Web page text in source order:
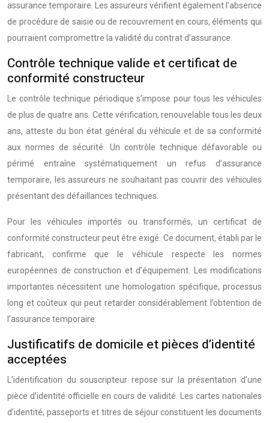
assurance temporaire. Les assureurs vérifient également l’absence
de procédure de saisie ou de recouvrement en cours, éléments qui
pourraient compromettre la validité du contrat d’assurance.
Contrôle technique valide et certificat de
conformité constructeur
Le contrôle technique périodique s’impose pour tous les véhicules
de plus de quatre ans. Cette vérification, renouvelable tous les deux
ans, atteste du bon état général du véhicule et de sa conformité
aux normes de sécurité. Un contrôle technique défavorable ou
périmé entraîne systématiquement un refus d’assurance
temporaire, les assureurs ne souhaitant pas couvrir des véhicules
présentant des défaillances techniques.
Pour les véhicules importés ou transformés, un certificat de
conformité constructeur peut être exigé. Ce document, établi par le
fabricant, confirme que le véhicule respecte les normes
européennes de construction et d’équipement. Les modifications
importantes nécessitent une homologation spécifique, processus
long et coûteux qui peut retarder considérablement l’obtention de
l’assurance temporaire.
Justificatifs de domicile et pièces d’identité
acceptées
L’identification du souscripteur repose sur la présentation d’une
pièce d’identité officielle en cours de validité. Les cartes nationales
d’identité, passeports et titres de séjour constituent les documents